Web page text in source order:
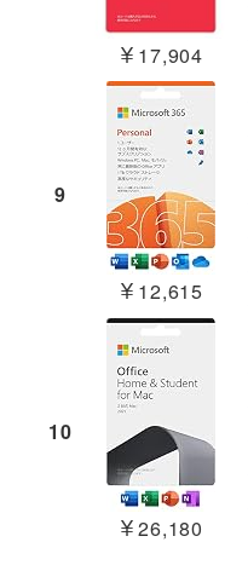
￥17,904
9
￥12,615
10
￥26,180